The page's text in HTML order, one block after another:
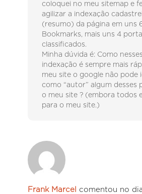
coloquei no meu sitemap e
agilizar a indexação
(resumo) da página em uns
Bookmarks, mais uns 4
classificados.
Minha dúvida é: Como
indexação é sempre mais
meu site o google não pode
como “autor” algum desses
o meu site ? (embora todos
para o meu site.)
Frank Marcel comentou no